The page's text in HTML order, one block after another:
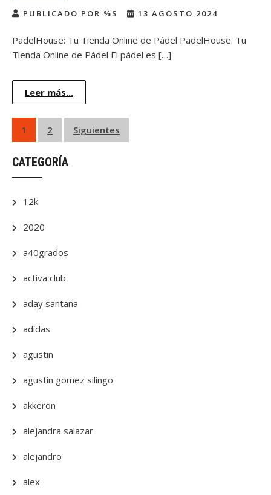
PUBLICADO POR %S 13 AGOSTO 2024
PadelHouse: Tu Tienda Online de Pádel PadelHouse: Tu
Tienda Online de Pádel El pádel es […]
Leer más...
Paginación
de
entradas
1 2 Siguientes
CATEGORÍA
12k
2020
a40grados
activa club
aday santana
adidas
agustin
agustin gomez silingo
akkeron
alejandra salazar
alejandro
alex